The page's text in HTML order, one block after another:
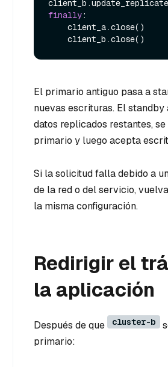
finally:
El primario antiguo pasa a
nuevas escrituras. El standby
datos replicados restantes,
primario y luego acepta
Si la solicitud falla debido a
de la red o del servicio,
la misma configuración.
Redirigir el
la aplicación
Después de que cluster-b
primario: